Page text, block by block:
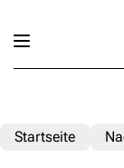
Startseite